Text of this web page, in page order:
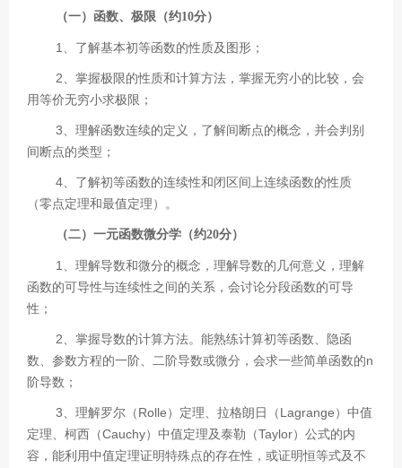
（一）函数、极限（约10分）
1、了解基本初等函数的性质及图形；
2、掌握极限的性质和计算方法，掌握无穷小的比较，会
用等价无穷小求极限；
3、理解函数连续的定义，了解间断点的概念，并会判别
间断点的类型；
4、了解初等函数的连续性和闭区间上连续函数的性质
（零点定理和最值定理）。
（二）一元函数微分学（约20分）
1、理解导数和微分的概念，理解导数的几何意义，理解
函数的可导性与连续性之间的关系，会讨论分段函数的可导
性；
2、掌握导数的计算方法。能熟练计算初等函数、隐函
数、参数方程的一阶、二阶导数或微分，会求一些简单函数的n
阶导数；
3、理解罗尔（Rolle）定理、拉格朗日（Lagrange）中值
定理、柯西（Cauchy）中值定理及泰勒（Taylor）公式的内
容，能利用中值定理证明特殊点的存在性，或证明恒等式及不